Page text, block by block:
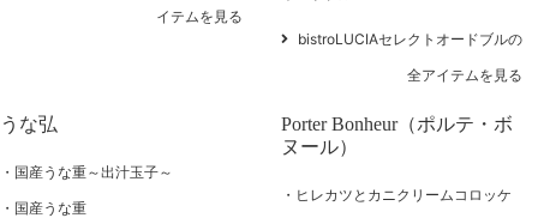
イテムを見る
bistroLUCIAセレクトオードブルの
全アイテムを見る
うな弘
国産うな重～出汁玉子～
国産うな重
Porter Bonheur（ポルテ・ボ
ヌール）
ヒレカツとカニクリームコロッケ